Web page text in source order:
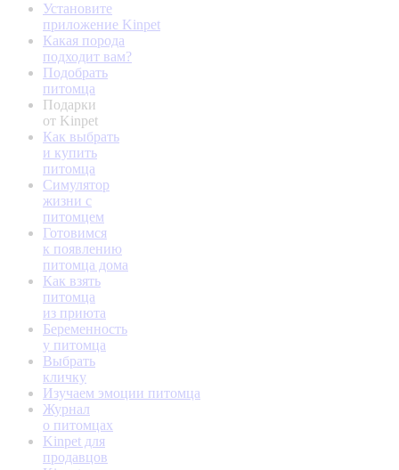
Установите
приложение Kinpet
Какая порода
подходит вам?
Подобрать
питомца
Подарки
от Kinpet
Как выбрать
и купить
питомца
Симулятор
жизни с
питомцем
Готовимся
к появлению
питомца дома
Как взять
питомца
из приюта
Беременность
у питомца
Выбрать
кличку
Изучаем эмоции питомца
Журнал
о питомцах
Kinpet для
продавцов